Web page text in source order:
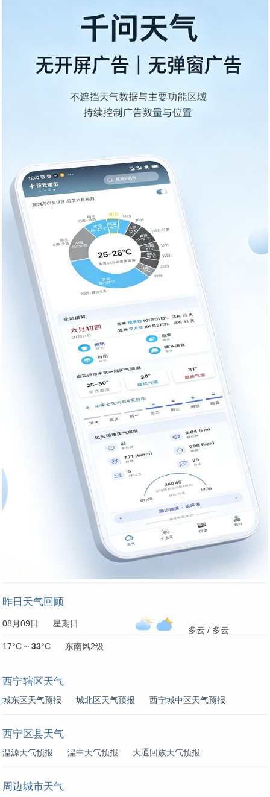
昨日天气回顾
08月09日 星期日
多云 / 多云
17°C ~ 33°C 东南风2级
西宁辖区天气
城东区天气预报 城北区天气预报 西宁城中区天气预报
西宁区县天气
湟源天气预报 湟中天气预报 大通回族天气预报
周边城市天气